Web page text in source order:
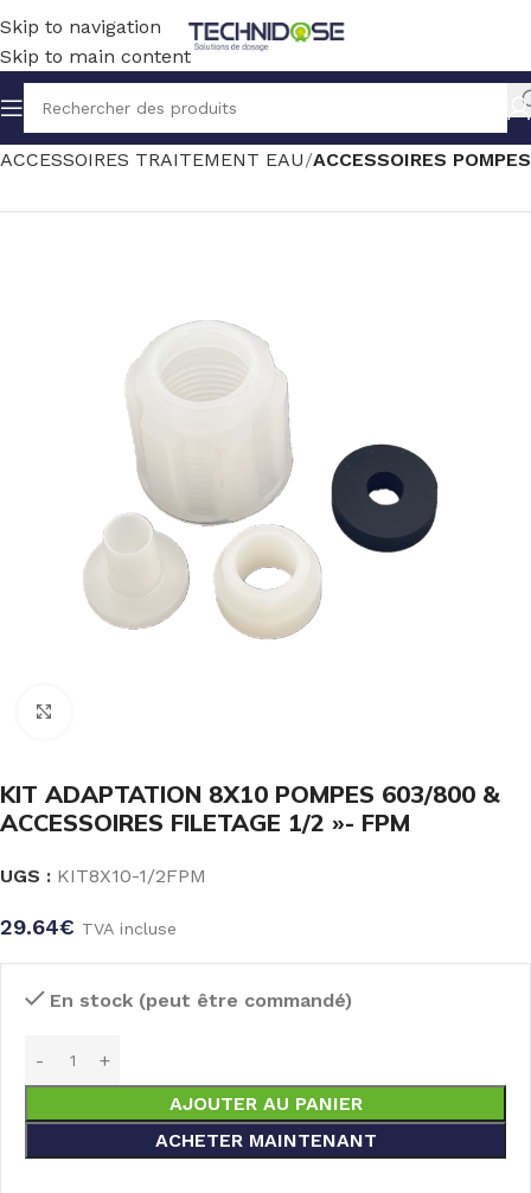
Skip to navigation
Skip to main content
Accueil TRAITEMENT EAU
ACCESSOIRES TRAITEMENT EAU ACCESSOIRES POMPES
KIT ADAPTATION 8X10 POMPES 603/800 &
ACCESSOIRES FILETAGE 1/2 »- FPM
UGS : KIT8X10-1/2FPM
29.64€ TVA incluse
En stock (peut être commandé)
AJOUTER AU PANIER
ACHETER MAINTENANT